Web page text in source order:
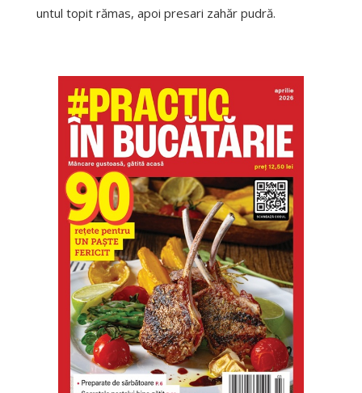
untul topit rămas, apoi presari zahăr pudră.